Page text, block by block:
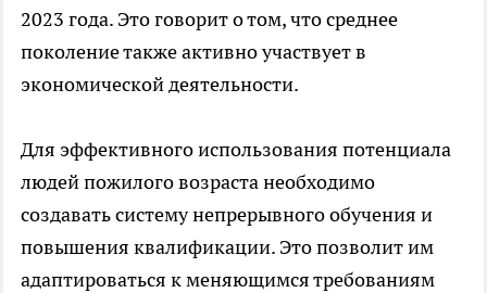
2023 года. Это говорит о том, что среднее
поколение также активно участвует в
экономической деятельности.
Для эффективного использования потенциала
людей пожилого возраста необходимо
создавать систему непрерывного обучения и
повышения квалификации. Это позволит им
адаптироваться к меняющимся требованиям